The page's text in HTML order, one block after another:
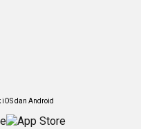
dan Android